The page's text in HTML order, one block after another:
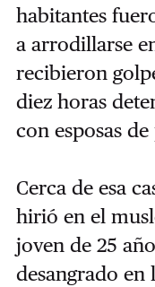
habitantes
a arrodillarse
recibieron
diez horas
con esposas
Cerca de esa
hirió en el
joven de 25
desangrado en